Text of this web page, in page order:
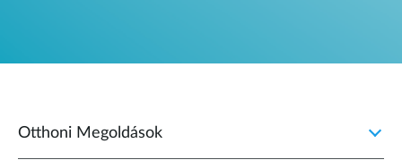
Otthoni Megoldások